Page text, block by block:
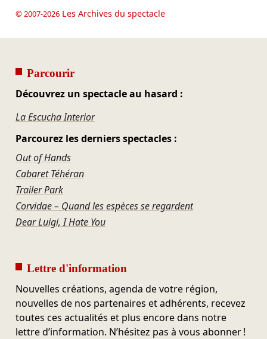
© 2007-2026Les Archives du spectacle
Parcourir
Découvrez un spectacle au hasard :
La Escucha Interior
Parcourez les derniers spectacles :
Out of Hands
Cabaret Téhéran
Trailer Park
Corvidae – Quand les espèces se regardent
Dear Luigi, I Hate You
Lettre d'information
Nouvelles créations, agenda de votre région,
nouvelles de nos partenaires et adhérents, recevez
toutes ces actualités et plus encore dans notre
lettre d’information. N’hésitez pas à vous abonner !